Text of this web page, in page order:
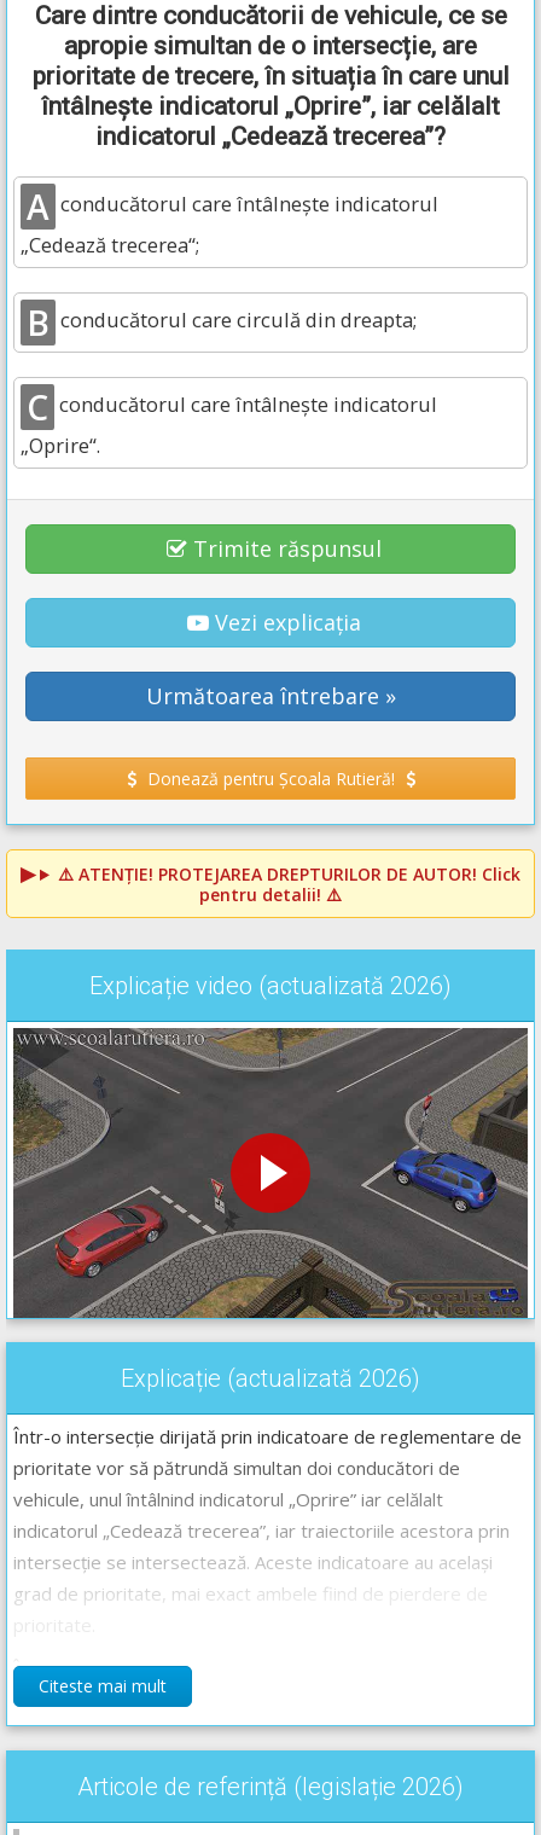
Care dintre conducătorii de vehicule, ce se
apropie simultan de o intersecție, are
prioritate de trecere, în situația în care unul
întâlnește indicatorul „Oprire”, iar celălalt
indicatorul „Cedează trecerea”?
A conducătorul care întâlnește indicatorul
„Cedează trecerea“;
B conducătorul care circulă din dreapta;
C conducătorul care întâlnește indicatorul
„Oprire“.
Trimite răspunsul
Vezi explicația
Următoarea întrebare »
Donează pentru Școala Rutieră!
⚠️ ATENȚIE! PROTEJAREA DREPTURILOR DE AUTOR! Click
pentru detalii! ⚠️
Explicație video (actualizată 2026)
Explicație (actualizată 2026)
Într-o intersecție dirijată prin indicatoare de reglementare de
prioritate vor să pătrundă simultan doi conducători de
vehicule, unul întâlnind indicatorul „Oprire” iar celălalt
indicatorul „Cedează trecerea”, iar traiectoriile acestora prin
intersecție se intersectează. Aceste indicatoare au același
grad de prioritate, mai exact ambele fiind de pierdere de
Între cei doi conducători s-a creat o situație de egalitate,
ambii conducători venind de pe drumuri pe care se găsesc
instalate indicatoare de pierdere de prioritate. Între aceștia
care vine din partea dreaptă are prioritate.
Citeste mai mult
Articole de referință (legislație 2026)